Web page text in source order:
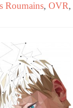
Roumains, OVR,